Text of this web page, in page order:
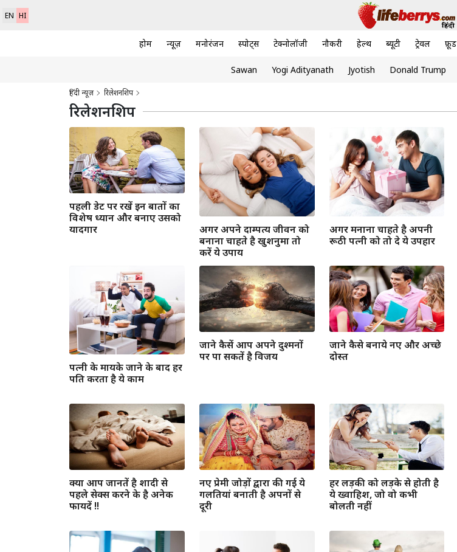
EN HI
होम न्यूज़ मनोरंजन स्पोर्ट्स टेक्नोलॉजी नौकरी हेल्थ ब्यूटी ट्रेवल फ़ूड
Sawan Yogi Adityanath Jyotish Donald Trump
हिंदी न्यूज़ रिलेशनशिप
रिलेशनशिप
पहली डेट पर रखें इन बातों का
विशेष ध्यान और बनाए उसको
यादगार
अगर अपने दाम्पत्य जीवन को
बनाना चाहते है खुशनुमा तो
करें ये उपाय
अगर मनाना चाहते है अपनी
रूठी पत्नी को तो दे ये उपहार
पत्नी के मायके जाने के बाद हर
पति करता है ये काम
जाने कैसें आप अपने दुश्मनों
पर पा सकतें है विजय
जाने कैसे बनाये नए और अच्छे
दोस्त
क्या आप जानतें है शादी से
पहले सेक्स करने के है अनेक
फायदें !!
नए प्रेमी जोड़ों द्वारा की गई ये
गलतियां बनाती है अपनों से
दूरी
हर लड़की को लड़के से होती है
ये ख्वाहिश, जो वो कभी
बोलती नहीं